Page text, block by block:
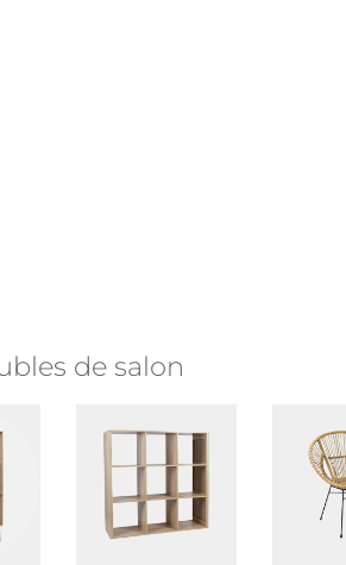
de salon